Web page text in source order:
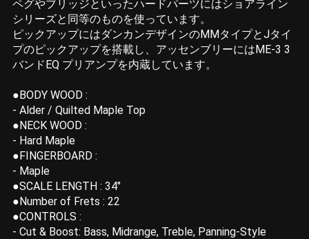
ペグやブリッジといったハードパーツにはショアライン
シリーズと同等のものを使っています。
ピックアップにはダンカンデザインのMMタイプとJタイ
プのピックアップを搭載し、アッセンブリーにはME-3 3
バンドEQ プリアンプを内蔵しています。
●BODY WOOD :
- Alder / Quilted Maple Top
●NECK WOOD :
- Hard Maple
●FINGERBOARD :
- Maple
●SCALE LENGTH : 34"
●Number of Frets : 22
●CONTROLS :
- Cut & Boost: Bass, Midrange, Treble, Panning-Style